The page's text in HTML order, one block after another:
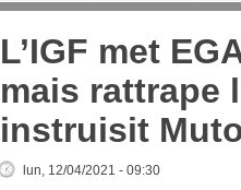
L’IGF met
mais rattrape
instruisit
lun, 12/04/2021 - 09:30